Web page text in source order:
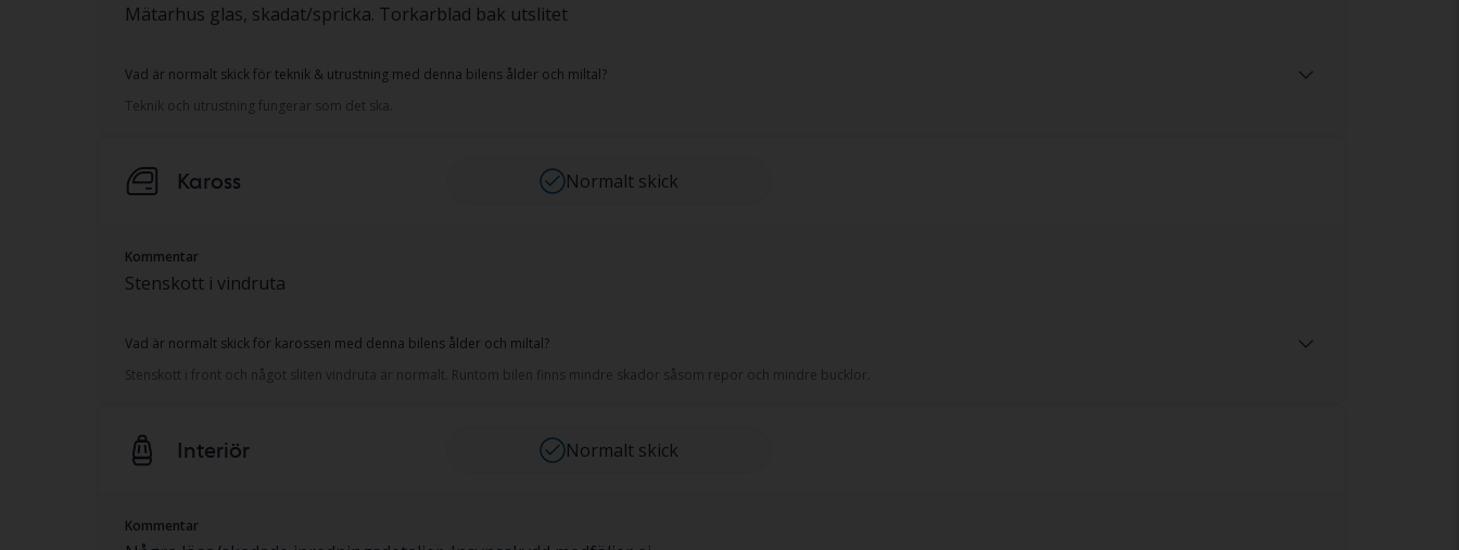
Mätarhus glas, skadat/spricka. Torkarblad bak utslitet
Vad är normalt skick för teknik & utrustning med denna bilens ålder och miltal?
Teknik och utrustning fungerar som det ska.
Kaross Normalt skick
Kommentar
Stenskott i vindruta
Vad är normalt skick för karossen med denna bilens ålder och miltal?
Stenskott i front och något sliten vindruta är normalt. Runtom bilen finns mindre skador såsom repor och mindre bucklor.
Interiör Normalt skick
Kommentar